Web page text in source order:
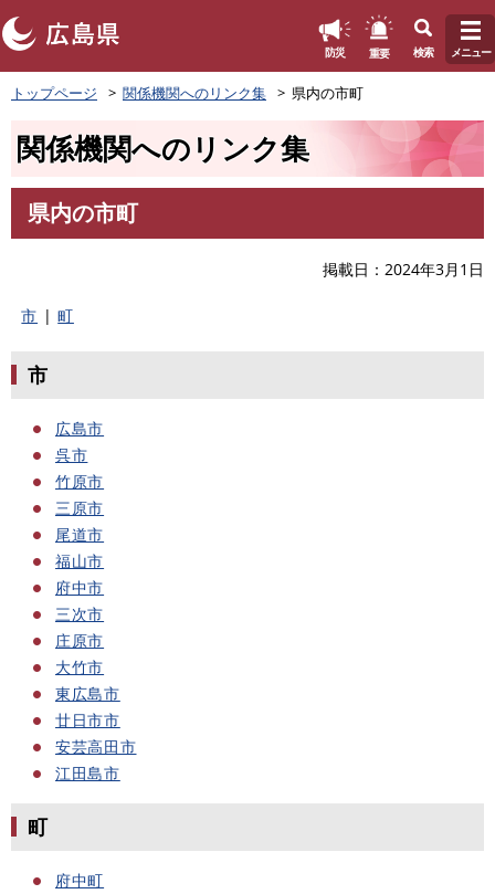
ペ
ー
頭
す
防災 重要 検索 メニュー
トップページ 関係機関へのリンク集 県内の市町
関係機関へのリンク集
文
県内の市町
掲載日 2024年3月1日
市 |町
市
広島市
呉市
竹原市
三原市
尾道市
福山市
府中市
三次市
庄原市
大竹市
東広島市
廿日市市
安芸高田市
江田島市
町
府中町